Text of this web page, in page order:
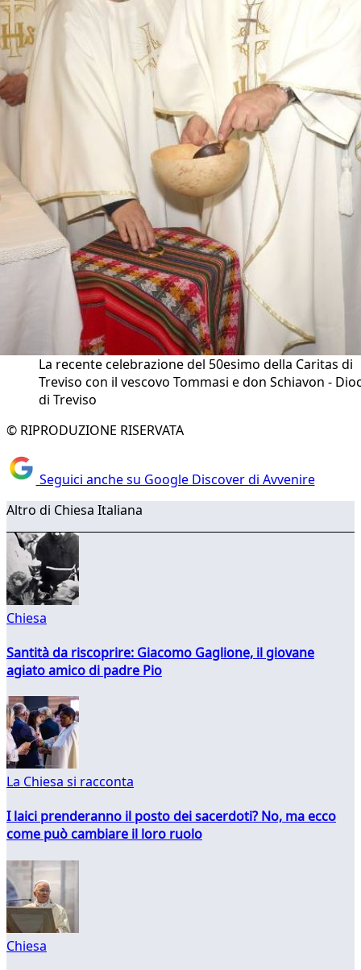
La recente celebrazione del 50esimo della Caritas di
Treviso con il vescovo Tommasi e don Schiavon -
di Treviso
© RIPRODUZIONE RISERVATA
Seguici anche su Google Discover di Avvenire
Altro di Chiesa Italiana
Chiesa
Santità da riscoprire: Giacomo Gaglione, il giovane
agiato amico di padre Pio
La Chiesa si racconta
I laici prenderanno il posto dei sacerdoti? No, ma ecco
come può cambiare il loro ruolo
Chiesa